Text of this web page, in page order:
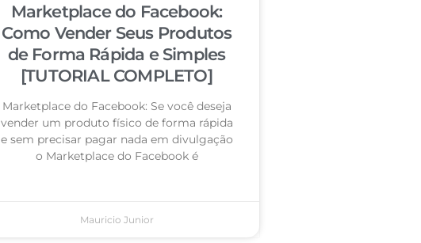
Marketplace do Facebook:
Como Vender Seus Produtos
de Forma Rápida e Simples
[TUTORIAL COMPLETO]
Marketplace do Facebook: Se você deseja
vender um produto físico de forma rápida
e sem precisar pagar nada em divulgação
o Marketplace do Facebook é
Mauricio Junior